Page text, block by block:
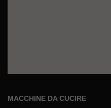
MACCHINE DA CUCIRE